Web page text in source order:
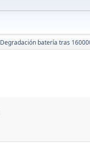
Degradación batería tras